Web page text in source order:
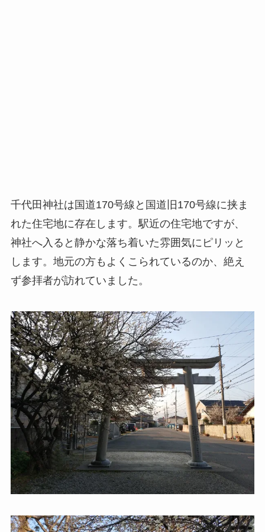
千代田神社は国道170号線と国道旧170号線に挟ま
れた住宅地に存在します。駅近の住宅地ですが、
神社へ入ると静かな落ち着いた雰囲気にピリッと
します。地元の方もよくこられているのか、絶え
ず参拝者が訪れていました。